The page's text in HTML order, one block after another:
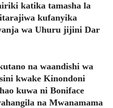
katika tamasha la
kufanyika
wa Uhuru jijini Dar
na waandishi wa
kwake Kinondoni
kuwa ni Boniface
na Mwanamama